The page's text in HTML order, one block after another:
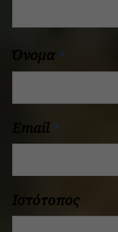
Όνομα *
Email *
Ιστότοπος